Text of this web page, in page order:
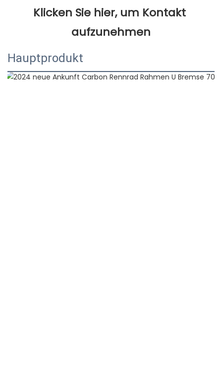
Klicken Sie hier, um Kontakt
Hauptprodukt